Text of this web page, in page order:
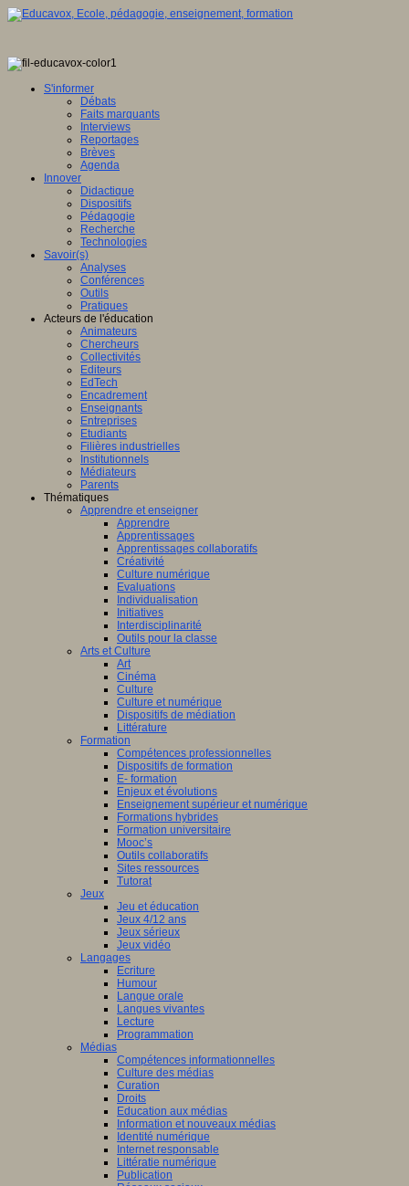
S'informer
Débats
Faits marquants
Interviews
Reportages
Brèves
Agenda
Innover
Didactique
Dispositifs
Pédagogie
Recherche
Technologies
Savoir(s)
Analyses
Conférences
Outils
Pratiques
Acteurs de l'éducation
Animateurs
Chercheurs
Collectivités
Editeurs
EdTech
Encadrement
Enseignants
Entreprises
Etudiants
Filières industrielles
Institutionnels
Médiateurs
Parents
Thématiques
Apprendre et enseigner
Apprendre
Apprentissages
Apprentissages collaboratifs
Créativité
Culture numérique
Evaluations
Individualisation
Initiatives
Interdisciplinarité
Outils pour la classe
Arts et Culture
Art
Cinéma
Culture
Culture et numérique
Dispositifs de médiation
Littérature
Formation
Compétences professionnelles
Dispositifs de formation
E- formation
Enjeux et évolutions
Enseignement supérieur et numérique
Formations hybrides
Formation universitaire
Mooc’s
Outils collaboratifs
Sites ressources
Tutorat
Jeux
Jeu et éducation
Jeux 4/12 ans
Jeux sérieux
Jeux vidéo
Langages
Ecriture
Humour
Langue orale
Langues vivantes
Lecture
Programmation
Médias
Compétences informationnelles
Culture des médias
Curation
Droits
Education aux médias
Information et nouveaux médias
Identité numérique
Internet responsable
Littératie numérique
Publication